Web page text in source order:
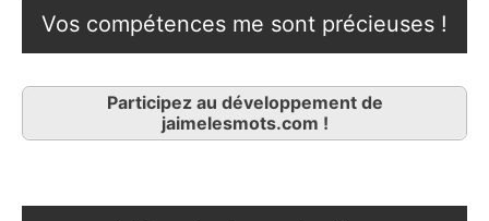
Vos compétences me sont précieuses !
Participez au développement de
jaimelesmots.com !